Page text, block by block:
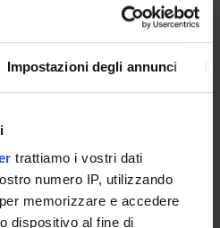
Impostazioni degli annunci
trattiamo i vostri dati
numero IP, utilizzando
memorizzare e accedere
dispositivo al fine di
the notices from your teachers
and also via the Univr app.
Admission Requirements